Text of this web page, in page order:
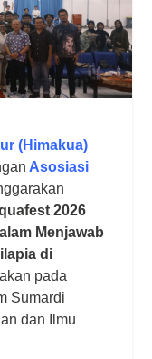
(Himakua)
Asosiasi
2026
Menjawab
di
pada
Sumardi
dan Ilmu